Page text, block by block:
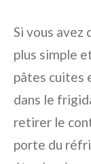
Si vous avez
plus simple
pâtes cuites
dans le
retirer le
porte du